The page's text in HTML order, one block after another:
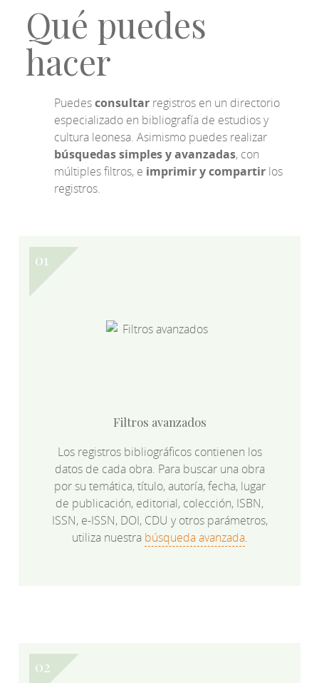
Qué puedes
hacer
Puedesconsultar registros en un directorio
especializado en bibliografía de estudios y
cultura leonesa. Asimismo puedes realizar
búsquedas simples y avanzadas, con
múltiples filtros, e imprimir y compartir los
registros.
Filtros avanzados
Los registros bibliográficos contienen los
datos de cada obra. Para buscar una obra
por su temática, título, autoría, fecha, lugar
de publicación, editorial, colección, ISBN,
ISSN, e-ISSN, DOI, CDU y otros parámetros,
utiliza nuestra búsqueda avanzada.